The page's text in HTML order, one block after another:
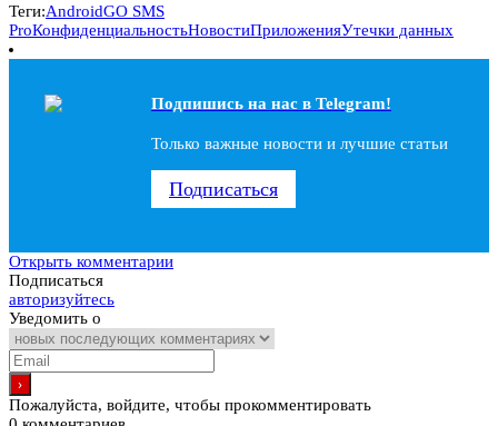
Теги:AndroidGO SMS
ProКонфиденциальностьНовостиПриложенияУтечки данных
Подпишись на наc в Telegram!
Только важные новости и лучшие статьи
Подписаться
Открыть комментарии
Подписаться
авторизуйтесь
Уведомить о
Пожалуйста, войдите, чтобы прокомментировать